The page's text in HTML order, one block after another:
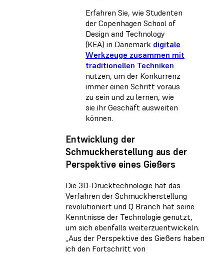
Erfahren Sie, wie Studenten
der Copenhagen School of
Design and Technology
(KEA) in Dänemark digitale
Werkzeuge zusammen mit
traditionellen Techniken
nutzen, um der Konkurrenz
immer einen Schritt voraus
zu sein und zu lernen, wie
sie ihr Geschäft ausweiten
können.
Entwicklung der
Schmuckherstellung aus der
Perspektive eines Gießers
Die 3D-Drucktechnologie hat das
Verfahren der Schmuckherstellung
revolutioniert und Q Branch hat seine
Kenntnisse der Technologie genutzt,
um sich ebenfalls weiterzuentwickeln.
„Aus der Perspektive des Gießers haben
ich den Fortschritt von